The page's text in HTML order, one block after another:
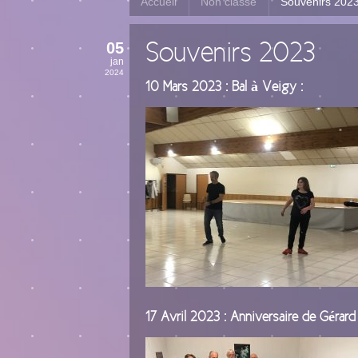
05
jan
2024
Souvenirs 2023
10 Mars 2023 : Bal à Veigy :
17 Avril 2023 : Anniversaire de Gérard